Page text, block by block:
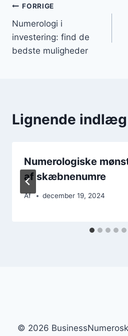
FORRIGE
Numerologi i
investering: find de
bedste muligheder
Lignende indlæg
Numerologiske
af skæbnenumre
Af december 19, 2024
© 2026